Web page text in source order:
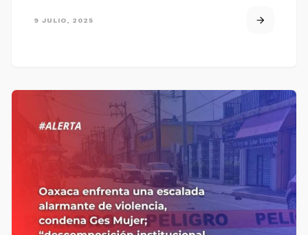
9 JULIO, 2025